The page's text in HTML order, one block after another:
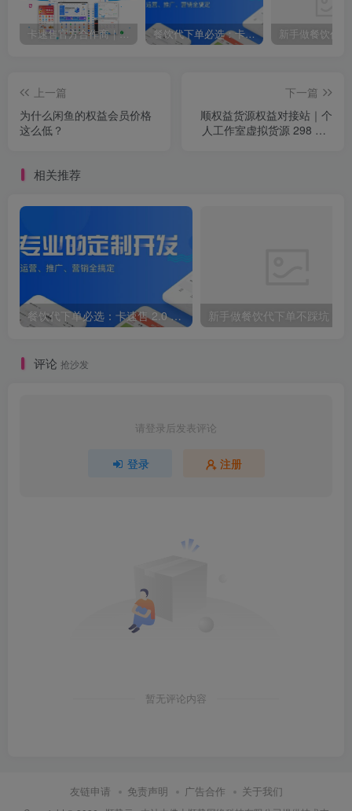
卡速售官方合作商｜卡速售系统搭建｜卡速售程序定制开发｜私有化部署授权服务 餐饮代下单必选：卡速售 2.0 搭建，自动发货 + 多端商城，副业稳赚
上一篇
为什么闲鱼的权益会员价格
这么低？
下一篇
顺权益货源权益对接站｜个
人工作室虚拟货源 298 元 /
相关推荐
餐饮代下单必选：卡速售 2.0 搭建，自动发货 + 多端商城，副业稳赚
评论 抢沙发
请登录后发表评论
登录 注册
暂无评论内容
友链申请 免责声明 广告合作 关于我们